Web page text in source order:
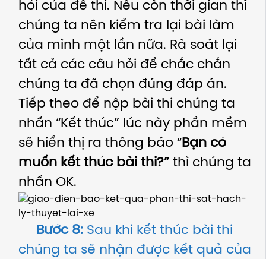
hỏi của đề thi. Nếu còn thời gian thì
chúng ta nên kiểm tra lại bài làm
của mình một lần nữa. Rà soát lại
tất cả các câu hỏi để chắc chắn
chúng ta đã chọn đúng đáp án.
Tiếp theo để nộp bài thi chúng ta
nhấn “Kết thúc” lúc này phần mềm
sẽ hiển thị ra thông báo “Bạn có
muốn kết thúc bài thi?” thì chúng ta
nhấn OK.
Bước 8: Sau khi kết thúc bài thi
chúng ta sẽ nhận được kết quả của